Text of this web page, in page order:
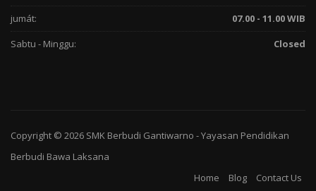
jumát:
07.00 - 11.00 WIB
Sabtu - Minggu:
Closed
Copyright © 2026 SMK Berbudi Gantiwarno -Yayasan Pendidikan
Berbudi Bawa Laksana
Home
Blog Contact Us